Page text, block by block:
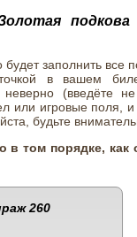
подкова
заполнить все
в вашем
(введёте
или игровые поля, и
будьте
в том порядке, как
260